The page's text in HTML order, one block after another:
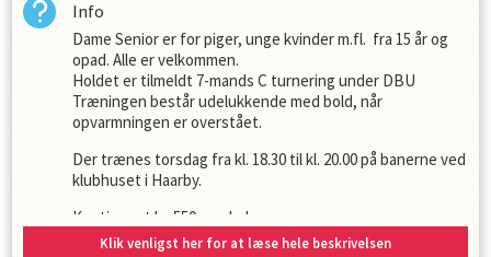
Info
Dame Senior er for piger, unge kvinder m.fl. fra 15 år og
opad. Alle er velkommen.
Holdet er tilmeldt 7-mands C turnering under DBU
Træningen består udelukkende med bold, når
opvarmningen er overstået.
Der trænes torsdag fra kl. 18.30 til kl. 20.00 på banerne ved
klubhuset i Haarby.
Kontingent kr. 550,- pr. halvsæson.
Træner: Henning Juul Nielsen
Klik venligst her for at læse hele beskrivelsen